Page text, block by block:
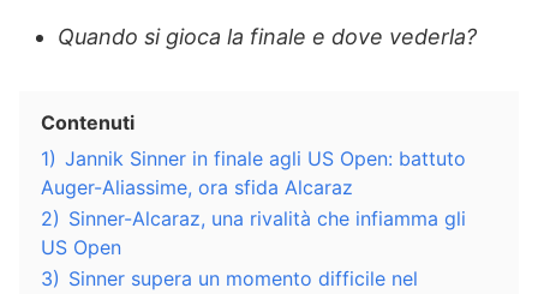
Quando si gioca la finale e dove vederla?
Contenuti
1) Jannik Sinner in finale agli US Open: battuto
Auger-Aliassime, ora sfida Alcaraz
2) Sinner-Alcaraz, una rivalità che infiamma gli
US Open
3) Sinner supera un momento difficile nel